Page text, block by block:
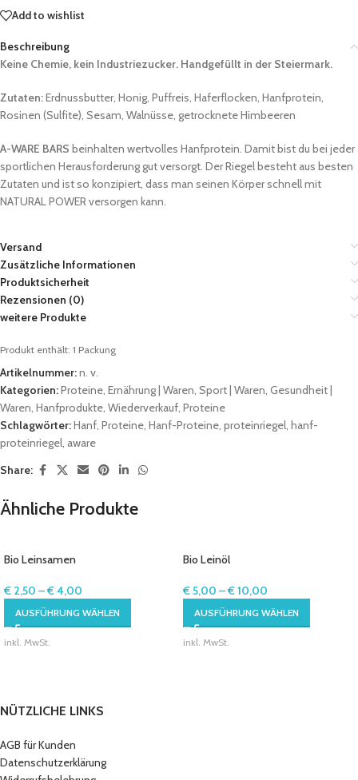
Add to wishlist
Beschreibung
Keine Chemie, kein Industriezucker. Handgefüllt in der Steiermark.
Zutaten:Erdnussbutter, Honig, Puffreis, Haferflocken, Hanfprotein,
Rosinen (Sulfite), Sesam, Walnüsse, getrocknete Himbeeren
A-WARE BARS beinhalten wertvolles Hanfprotein. Damit bist du bei jeder
sportlichen Herausforderung gut versorgt. Der Riegel besteht aus besten
Zutaten und ist so konzipiert, dass man seinen Körper schnell mit
NATURAL POWER versorgen kann.
Versand
Zusätzliche Informationen
Produktsicherheit
Rezensionen (0)
weitere Produkte
Produkt enthält: 1 Packung
Artikelnummer:n. v.
Kategorien:Proteine, Ernährung | Waren, Sport | Waren, Gesundheit |
Waren, Hanfprodukte, Wiederverkauf, Proteine
Schlagwörter:Hanf, Proteine, Hanf-Proteine, proteinriegel, hanf-
proteinriegel, aware
Share:
Ähnliche Produkte
Bio Leinsamen
€ 2,50 –€4,00
AUSFÜHRUNG WÄHLEN
inkl. MwSt.
Bio Leinöl
€5,00 –€10,00
AUSFÜHRUNG WÄHLEN
inkl. MwSt.
NÜTZLICHE LINKS
AGB für Kunden
Datenschutzerklärung